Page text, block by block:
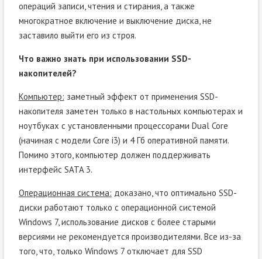
операций записи, чтения и стирания, а также
многократное включение и выключение диска, не
заставило выйти его из строя.
Что важно знать при использовании SSD-
накопителей?
Компьютер: заметный эффект от применения SSD-
накопителя заметен только в настольных компьютерах и
ноутбуках с установленными процессорами Dual Core
(начиная с модели Core i3) и 4 Гб оперативной памяти.
Помимо этого, компьютер должен поддерживать
интерфейс SATA 3.
Операционная система: доказано, что оптимально SSD-
диски работают только с операционной системой
Windows 7, использование дисков с более старыми
версиями не рекомендуется производителями. Все из-за
того, что, только Windows 7 отключает для SSD